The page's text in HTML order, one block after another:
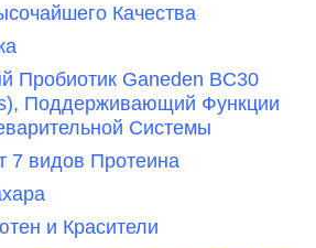
Качества
Пробиотик Ganeden BC30
Поддерживающий Функции
Системы
7 видов Протеина
и Красители